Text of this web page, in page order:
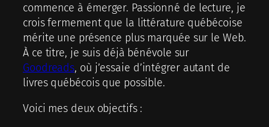
commence à émerger. Passionné de lecture, je
crois fermement que la littérature québécoise
mérite une présence plus marquée sur le Web.
À ce titre, je suis déjà bénévole sur
Goodreads, où j’essaie d’intégrer autant de
livres québécois que possible.
Voici mes deux objectifs :